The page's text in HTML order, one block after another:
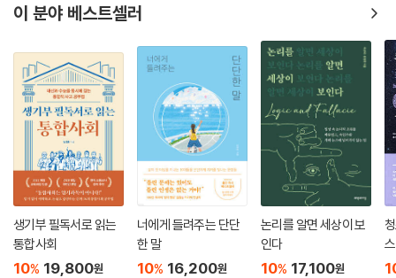
이 분야 베스트셀러
생기부 필독서로 읽는
통합사회
10% 19,800원
너에게 들려주는 단단
한 말
10% 16,200원
논리를 알면 세상이 보
인다
10% 17,100원
스